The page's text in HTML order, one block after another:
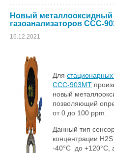
Новый металлооксидный
газоанализаторов ССС-
16.12.2021
Для стационарных
ССС-903МТ
новый
позволяющий
от 0 до 100 ppm.
Данный тип
концентрации
-40°С до +120°С,